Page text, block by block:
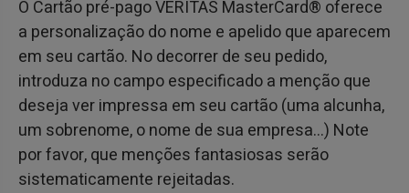
O Cartão pré-pago VERITAS MasterCard® oferece
a personalização do nome e apelido que aparecem
em seu cartão. No decorrer de seu pedido,
introduza no campo especificado a menção que
deseja ver impressa em seu cartão (uma alcunha,
um sobrenome, o nome de sua empresa…) Note
por favor, que menções fantasiosas serão
sistematicamente rejeitadas.